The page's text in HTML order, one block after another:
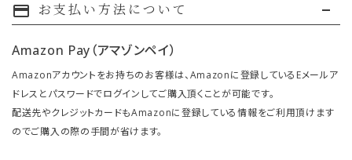
payment お支払い方法について
Amazon Pay（アマゾンペイ）
Amazonアカウントをお持ちのお客様は、Amazonに登録しているEメールア
ドレスとパスワードでログインしてご購入頂くことが可能です。
配送先やクレジットカードもAmazonに登録している情報をご利用頂けます
のでご購入の際の手間が省けます。